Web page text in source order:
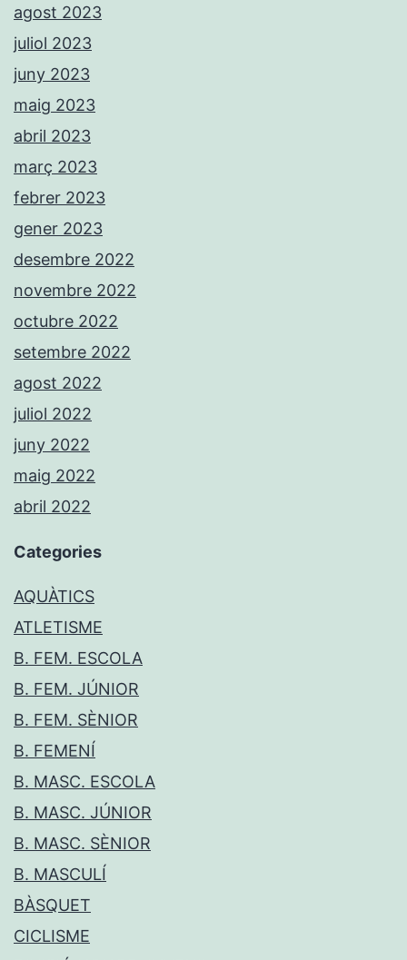
agost 2023
juliol 2023
juny 2023
maig 2023
abril 2023
març 2023
febrer 2023
gener 2023
desembre 2022
novembre 2022
octubre 2022
setembre 2022
agost 2022
juliol 2022
juny 2022
maig 2022
abril 2022
Categories
AQUÀTICS
ATLETISME
B. FEM. ESCOLA
B. FEM. JÚNIOR
B. FEM. SÈNIOR
B. FEMENÍ
B. MASC. ESCOLA
B. MASC. JÚNIOR
B. MASC. SÈNIOR
B. MASCULÍ
BÀSQUET
CICLISME